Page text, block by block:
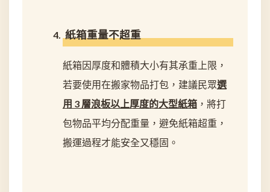
紙箱重量不超重
紙箱因厚度和體積大小有其承重上限，
若要使用在搬家物品打包，建議民眾選
用 3 層浪板以上厚度的大型紙箱，將打
包物品平均分配重量，避免紙箱超重，
搬運過程才能安全又穩固。